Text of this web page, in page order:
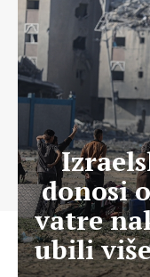
donosi
vatre
ubili